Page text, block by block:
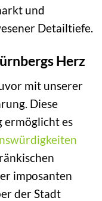
und
Detailtiefe.
Herz
mit unserer
Diese
ermöglicht es
imposanten
der Stadt